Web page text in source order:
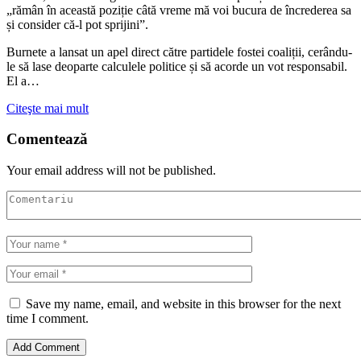
„rămân în această poziție câtă vreme mă voi bucura de încrederea sa
și consider că-l pot sprijini”.
Burnete a lansat un apel direct către partidele fostei coaliții, cerându-
le să lase deoparte calculele politice și să acorde un vot responsabil.
El a…
Citeşte mai mult
Comentează
Your email address will not be published.
Save my name, email, and website in this browser for the next
time I comment.